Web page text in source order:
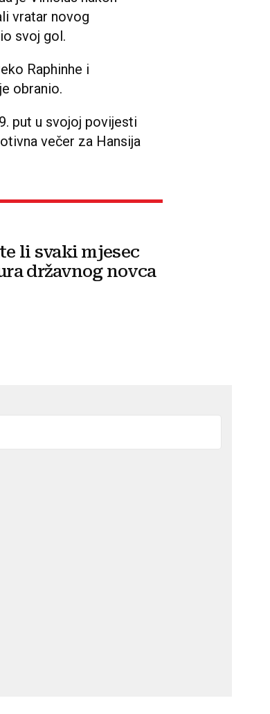
vratar novog
svoj gol.
Raphinhe i
obranio.
put u svojoj povijesti
večer za Hansija
li svaki mjesec
državnog novca